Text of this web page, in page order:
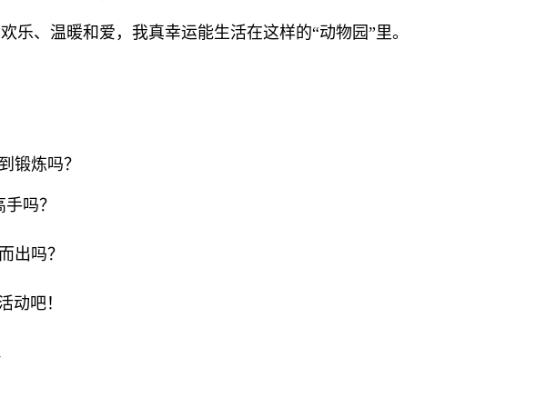
、温暖和爱，我真幸运能生活在这样的“动物园”里。
锻炼吗？
吗？
出吗？
动吧！